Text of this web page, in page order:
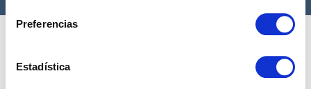
Preferencias
Estadística